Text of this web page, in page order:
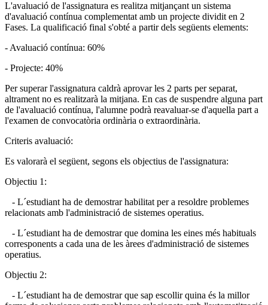
L'avaluació de l'assignatura es realitza mitjançant un sistema
d'avaluació contínua complementat amb un projecte dividit en 2
Fases. La qualificació final s'obté a partir dels següents elements:
- Avaluació contínua: 60%
- Projecte: 40%
Per superar l'assignatura caldrà aprovar les 2 parts per separat,
altrament no es realitzarà la mitjana. En cas de suspendre alguna part
de l'avaluació contínua, l'alumne podrà reavaluar-se d'aquella part a
l'examen de convocatòria ordinària o extraordinària.
Criteris avaluació:
Es valorarà el següent, segons els objectius de l'assignatura:
Objectiu 1:
- L´estudiant ha de demostrar habilitat per a resoldre problemes
relacionats amb l'administració de sistemes operatius.
- L´estudiant ha de demostrar que domina les eines més habituals
corresponents a cada una de les àrees d'administració de sistemes
operatius.
Objectiu 2:
- L´estudiant ha de demostrar que sap escollir quina és la millor